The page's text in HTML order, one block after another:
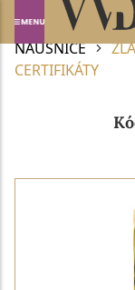
Domů
NÁUŠNICE
CERTIFIKÁTY